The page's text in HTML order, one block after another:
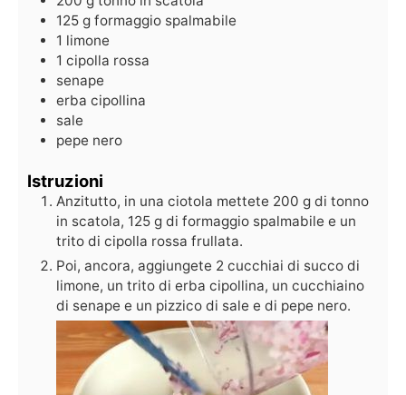
125 g formaggio spalmabile
1 limone
1 cipolla rossa
senape
erba cipollina
sale
pepe nero
Istruzioni
Anzitutto, in una ciotola mettete 200 g di tonno
in scatola, 125 g di formaggio spalmabile e un
trito di cipolla rossa frullata.
Poi, ancora, aggiungete 2 cucchiai di succo di
limone, un trito di erba cipollina, un cucchiaino
di senape e un pizzico di sale e di pepe nero.